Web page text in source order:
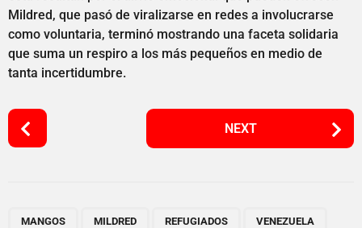
Mildred, que pasó de viralizarse en redes a involucrarse
como voluntaria, terminó mostrando una faceta solidaria
que suma un respiro a los más pequeños en medio de
tanta incertidumbre.
P
o
NEXT
MANGOS MILDRED REFUGIADOS VENEZUELA